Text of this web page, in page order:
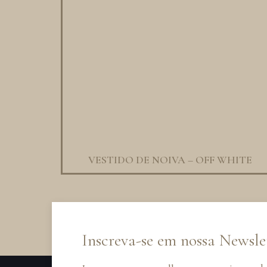
VESTIDO DE NOIVA – OFF WHITE
Inscreva-se em nossa